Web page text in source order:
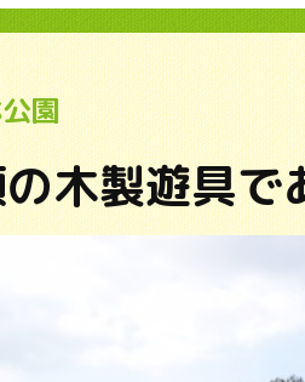
園
木製遊具で